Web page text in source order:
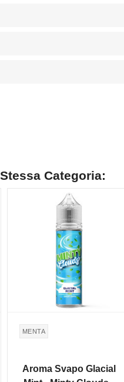
Categoria:
MENTA
Aroma Svapo Glacial